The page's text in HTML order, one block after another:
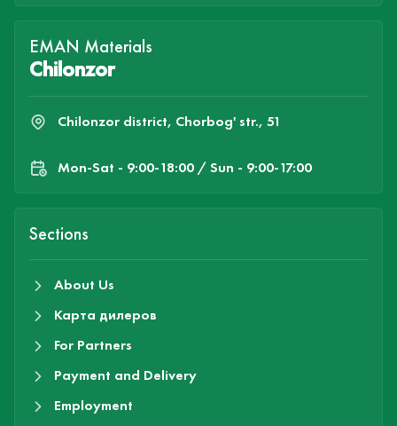
EMAN Materials
Chilonzor
Chilonzor district, Chorbog' str., 51
Mon-Sat - 9:00-18:00 / Sun - 9:00-17:00
Sections
About Us
Карта дилеров
For Partners
Payment and Delivery
Employment